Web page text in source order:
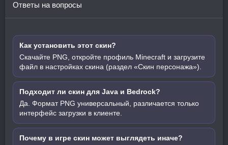
Ответы на вопросы
Как установить этот скин?
Скачайте PNG, откройте профиль Minecraft и загрузите
файл в настройках скина (раздел «Скин персонажа»).
Подходит ли скин для Java и Bedrock?
Да. Формат PNG универсальный, различается только
интерфейс загрузки в клиенте.
Почему в игре скин может выглядеть иначе?